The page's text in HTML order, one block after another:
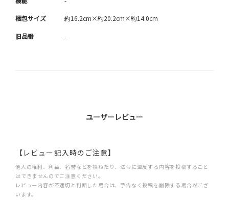
梱包サイズ 約16.2cm×約20.2cm×約14.0cm
旧品番 -
ユーザーレビュー
【レビュー記入時のご注意】
他人の権利、利益、名誉などを損ねたり、法令に違反する内容を投稿すること
はできませんのでご注意ください。
レビュー内容が不適切と判断した場合は、予告なく投稿を削除する場合がござ
います。